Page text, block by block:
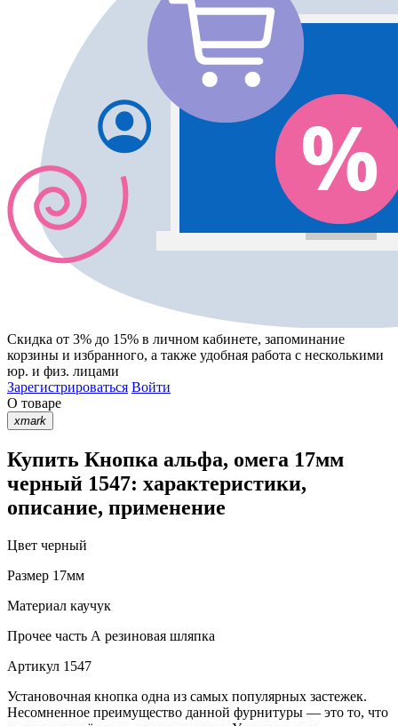
Скидка от 3% до 15% в личном кабинете, запоминание
корзины и избранного, а также удобная работа с несколькими
юр. и физ. лицами
Зарегистрироваться Войти
О товаре
xmark
Купить Кнопка альфа, омега 17мм
черный 1547: характеристики,
описание, применение
Цвет черный
Размер 17мм
Материал каучук
Прочее часть А резиновая шляпка
Артикул 1547
Установочная кнопка одна из самых популярных застежек.
Несомненное преимущество данной фурнитуры — это то, что